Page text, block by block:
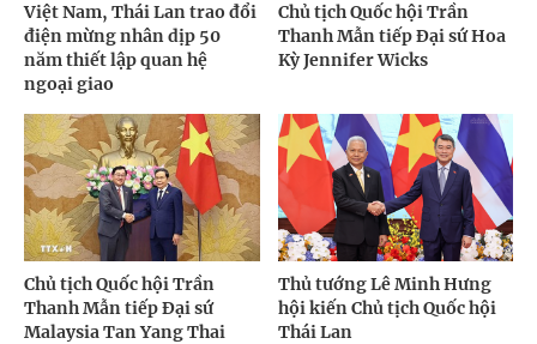
Việt Nam, Thái Lan trao đổi
điện mừng nhân dịp 50
năm thiết lập quan hệ
ngoại giao
Chủ tịch Quốc hội Trần
Thanh Mẫn tiếp Đại sứ Hoa
Kỳ Jennifer Wicks
Chủ tịch Quốc hội Trần
Thanh Mẫn tiếp Đại sứ
Malaysia Tan Yang Thai
Thủ tướng Lê Minh Hưng
hội kiến Chủ tịch Quốc hội
Thái Lan